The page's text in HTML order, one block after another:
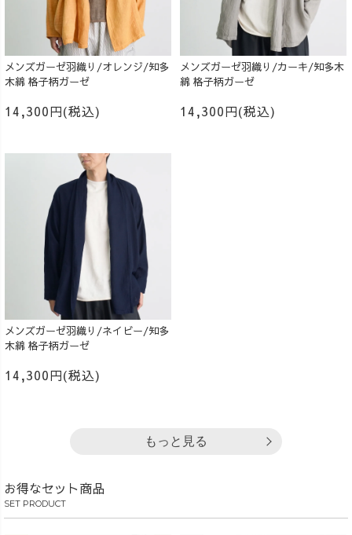
メンズガーゼ羽織り/オレンジ/知多
木綿 格子柄ガーゼ
14,300円(税込)
メンズガーゼ羽織り/カーキ/知多木
綿 格子柄ガーゼ
14,300円(税込)
メンズガーゼ羽織り/ネイビー/知多
木綿 格子柄ガーゼ
14,300円(税込)
もっと見る
お得なセット商品
SET PRODUCT